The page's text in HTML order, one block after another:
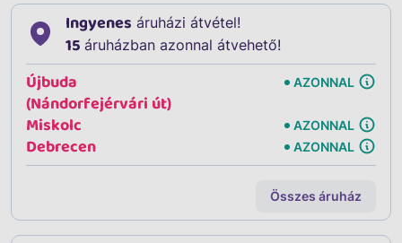
Ingyenes áruházi átvétel!
15 áruházban azonnal átvehető!
Újbuda
(Nándorfejérvári út)
AZONNAL
Miskolc AZONNAL
Debrecen AZONNAL
Összes áruház